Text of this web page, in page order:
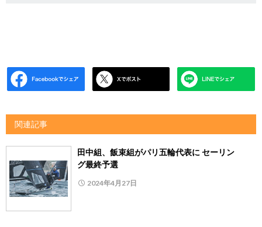
関連記事
田中組、飯束組がパリ五輪代表に セーリン
グ最終予選
2024年4月27日